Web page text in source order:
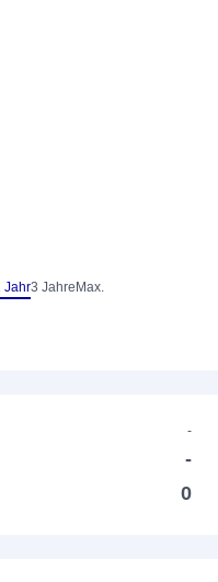
Jahr3 Jahre Max.
-
-
0